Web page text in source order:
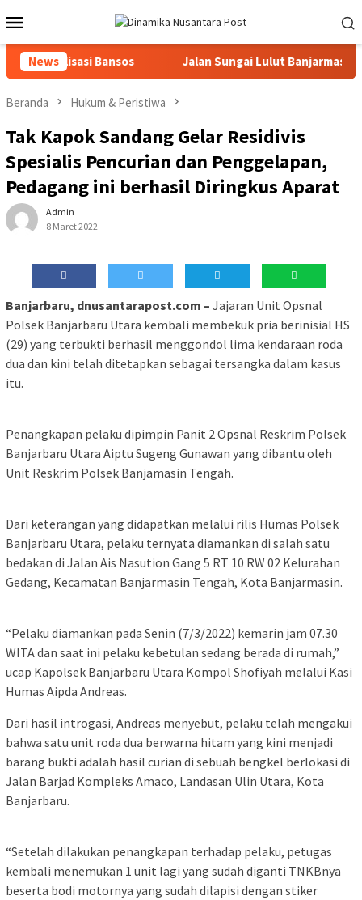
ke
kontenMobile
News
Bansos Jalan Sungai Lulut Banjarmasin Dibuka,
Beranda Hukum & Peristiwa
Tak Kapok Sandang Gelar Residivis
Spesialis Pencurian dan Penggelapan,
Pedagang ini berhasil Diringkus Aparat
Admin
8 Maret 2022
Banjarbaru, dnusantarapost.com – Jajaran Unit Opsnal
Polsek Banjarbaru Utara kembali membekuk pria berinisial HS
(29) yang terbukti berhasil menggondol lima kendaraan roda
dua dan kini telah ditetapkan sebagai tersangka dalam kasus
itu.
Penangkapan pelaku dipimpin Panit 2 Opsnal Reskrim Polsek
Banjarbaru Utara Aiptu Sugeng Gunawan yang dibantu oleh
Unit Reskrim Polsek Banjamasin Tengah.
Dari keterangan yang didapatkan melalui rilis Humas Polsek
Banjarbaru Utara, pelaku ternyata diamankan di salah satu
bedakan di Jalan Ais Nasution Gang 5 RT 10 RW 02 Kelurahan
Gedang, Kecamatan Banjarmasin Tengah, Kota Banjarmasin.
“Pelaku diamankan pada Senin (7/3/2022) kemarin jam 07.30
WITA dan saat ini pelaku kebetulan sedang berada di rumah,”
ucap Kapolsek Banjarbaru Utara Kompol Shofiyah melalui Kasi
Humas Aipda Andreas.
Dari hasil introgasi, Andreas menyebut, pelaku telah mengakui
bahwa satu unit roda dua berwarna hitam yang kini menjadi
barang bukti adalah hasil curian di sebuah bengkel berlokasi di
Jalan Barjad Kompleks Amaco, Landasan Ulin Utara, Kota
Banjarbaru.
“Setelah dilakukan penangkapan terhadap pelaku, petugas
kembali menemukan 1 unit lagi yang sudah diganti TNKBnya
beserta bodi motornya yang sudah dilapisi dengan stiker